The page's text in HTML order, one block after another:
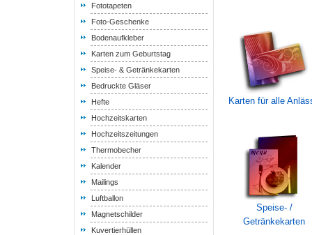
Fototapeten
Foto-Geschenke
Bodenaufkleber
Karten zum Geburtstag
Speise- & Getränkekarten
Bedruckte Gläser
Hefte
Hochzeitskarten
Hochzeitszeitungen
Thermobecher
Kalender
Mailings
Luftballon
Magnetschilder
Kuvertierhüllen
Karten für alle
Speise- /
Getränkekarten